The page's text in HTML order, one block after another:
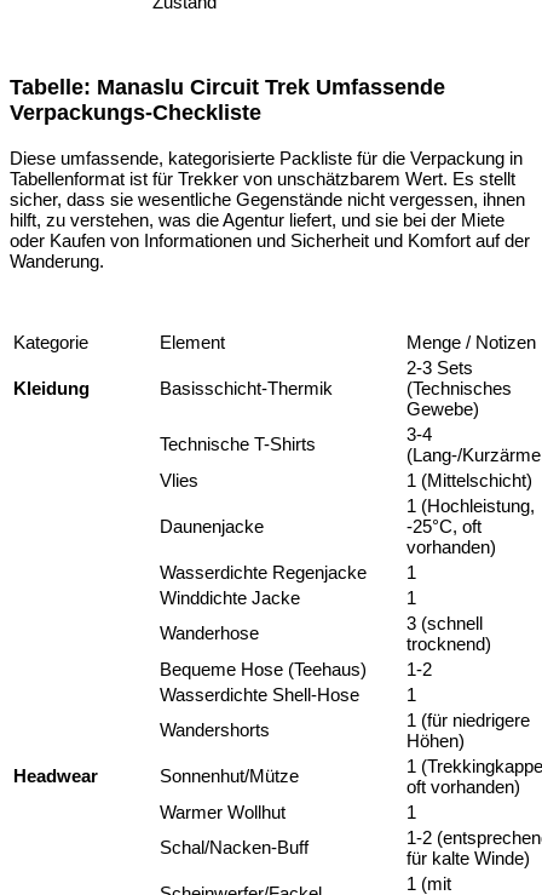
Tabelle: Manaslu Circuit Trek Umfassende
Verpackungs-Checkliste
Diese umfassende, kategorisierte Packliste für die Verpackung in
Tabellenformat ist für Trekker von unschätzbarem Wert. Es stellt
sicher, dass sie wesentliche Gegenstände nicht vergessen, ihnen
hilft, zu verstehen, was die Agentur liefert, und sie bei der Miete
oder Kaufen von Informationen und Sicherheit und Komfort auf der
Wanderung.
Kategorie Element Menge / Notizen
Kleidung Basisschicht-Thermik
2-3 Sets
(Technisches
Gewebe)
Technische T-Shirts
3-4
(Lang-/
Vlies
1 (Mittelschicht)
Daunenjacke
1 (Hochleistung,
-25°C, oft
vorhanden)
Wasserdichte Regenjacke
1
Winddichte Jacke
1
Wanderhose
3 (schnell
trocknend)
Bequeme Hose (Teehaus)
1-2
Wasserdichte Shell-Hose
1
Wandershorts
1 (für niedrigere
Höhen)
Headwear
Sonnenhut/Mütze
1 (Trekkingkappe
oft vorhanden)
Warmer Wollhut
1
Schal/Nacken-Buff
1-2
für kalte Winde)
1 (mit